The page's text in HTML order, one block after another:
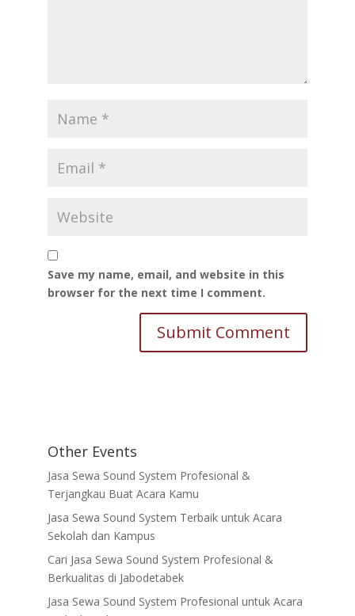
Save my name, email, and website in this
browser for the next time I comment.
Other Events
Jasa Sewa Sound System Profesional &
Terjangkau Buat Acara Kamu
Jasa Sewa Sound System Terbaik untuk Acara
Sekolah dan Kampus
Cari Jasa Sewa Sound System Profesional &
Berkualitas di Jabodetabek
Jasa Sewa Sound System Profesional untuk Acara